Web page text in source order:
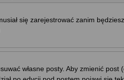
się zarejestrować zanim
własne posty. Aby zmienić